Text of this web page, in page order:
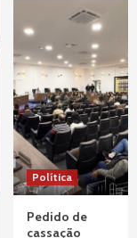
na
barragem da
protestam
Política
Pedido de
cassação